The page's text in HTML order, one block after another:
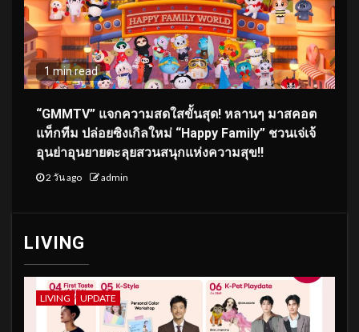
1 min read
“GMMTV” แจกความสดใสขั้นสุด! หลานๆ มาสคอต
แท็กทีม ปล่อยซิงเกิลใหม่ “Happy Family” ชวนเจ่เจ้
อุนย่าอุนยายตะลุยสวนสนุกแห่งความสุข!!
2 วัน ago admin
LIVING
LIVING UPDATE